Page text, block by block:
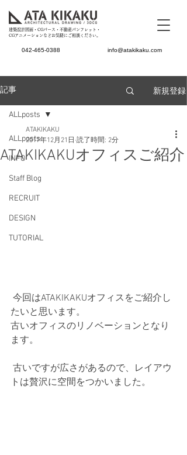
建築設計図面・CGパース・不動産パンフレット・
CGアニメーションなどお気軽にご相談ください。
042-465-0388 info@atakikaku.com
記事 新規登録
ALLposts
INFO
Staff Blog
RECRUIT
DESIGN
TUTORIAL
ALLposts
ATAKIKAKUオフィスご紹介
ATAKIKAKU
2017年12月21日 読了時間: 2分
たいと思います。
古いオフィスのリノベーションとなり
ます。
トは贅沢に空間をつかいました。